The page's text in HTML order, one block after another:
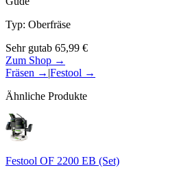
Typ: Oberfräse
Sehr gutab 65,99 €
Zum Shop →
Fräsen → |Festool →
Ähnliche Produkte
Festool OF 2200 EB (Set)